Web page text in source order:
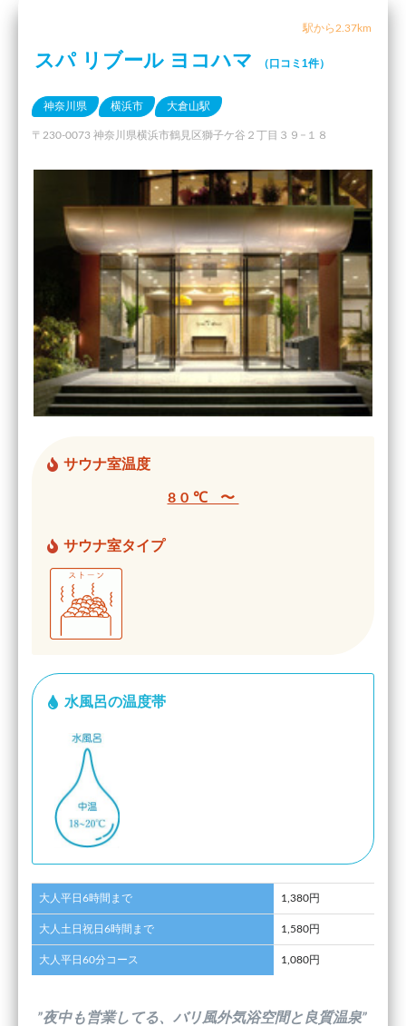
駅から2.37km
スパ リブール ヨコハマ （口コミ1件）
神奈川県 横浜市 大倉山駅
〒230-0073 神奈川県横浜市鶴見区獅子ケ谷２丁目３９−１８
サウナ室温度
80℃ 〜
サウナ室タイプ
水風呂の温度帯
大人平日6時間まで 1,380円
大人土日祝日6時間まで 1,580円
大人平日60分コース 1,080円
”夜中も営業してる、バリ風外気浴空間と良質温泉”